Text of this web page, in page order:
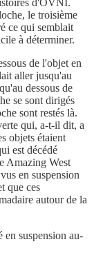
d'OVNI.
le troisième
ce qui semblait
à déterminer.
de l'objet en
aller jusqu'au
dessous de
se sont dirigés
sont restés là.
qui, a-t-il dit, a
objets étaient
est décédé
Amazing West
en suspension
que ces
autour de la
en suspension au-